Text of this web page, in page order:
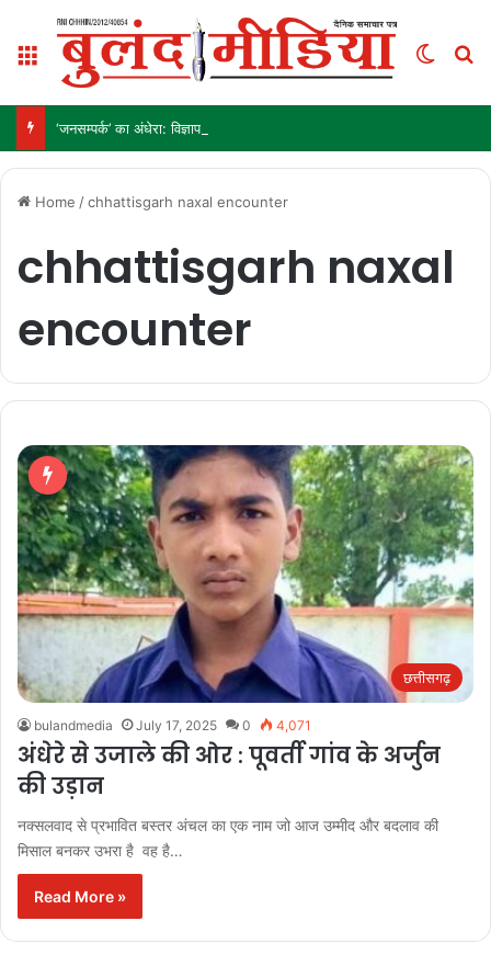
Menu
‘जनसम्पर्क’ का अंधेरा: विज्ञापन अब ‘इनाम’ नहीं, ‘हथियार’ है!
Home /chhattisgarh naxal encounter
chhattisgarh naxal
encounter
छत्तीसगढ़
bulandmedia July 17, 2025 0 4,071
अंधेरे से उजाले की ओर : पूवर्ती गांव के अर्जुन
की उड़ान
नक्सलवाद से प्रभावित बस्तर अंचल का एक नाम जो आज उम्मीद और बदलाव की
मिसाल बनकर उभरा है वह है…
Read More »